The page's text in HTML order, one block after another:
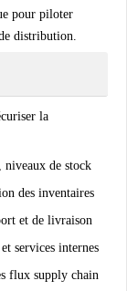
pour piloter
distribution.
la
niveaux de stock
des inventaires
et de livraison
services internes
flux supply chain